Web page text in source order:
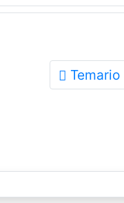
Temario